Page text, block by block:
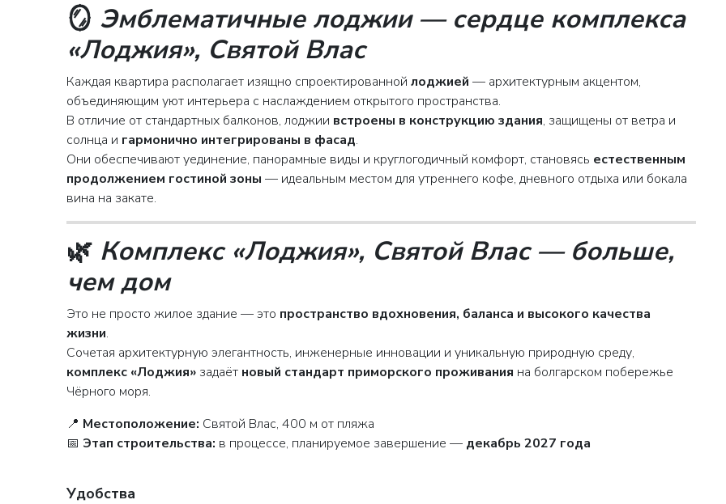
🪞 Эмблематичные лоджии — сердце комплекса
«Лоджия», Святой Влас
Каждая квартира располагает изящно спроектированнойлоджией — архитектурным акцентом,
объединяющим уют интерьера с наслаждением открытого пространства.
В отличие от стандартных балконов, лоджии встроены в конструкцию здания, защищены от ветра и
солнца и гармонично интегрированы в фасад.
Они обеспечивают уединение, панорамные виды и круглогодичный комфорт, становясь естественным
продолжением гостиной зоны — идеальным местом для утреннего кофе, дневного отдыха или бокала
вина на закате.
🌿 Комплекс «Лоджия», Святой Влас — больше,
чем дом
Это не просто жилое здание — это пространство вдохновения, баланса и высокого качества
жизни.
Сочетая архитектурную элегантность, инженерные инновации и уникальную природную среду,
комплекс «Лоджия» задаёт новый стандарт приморского проживания на болгарском побережье
Чёрного моря.
📍 Местоположение: Святой Влас, 400 м от пляжа
📅 Этап строительства: в процессе, планируемое завершение — декабрь 2027 года
Удобства